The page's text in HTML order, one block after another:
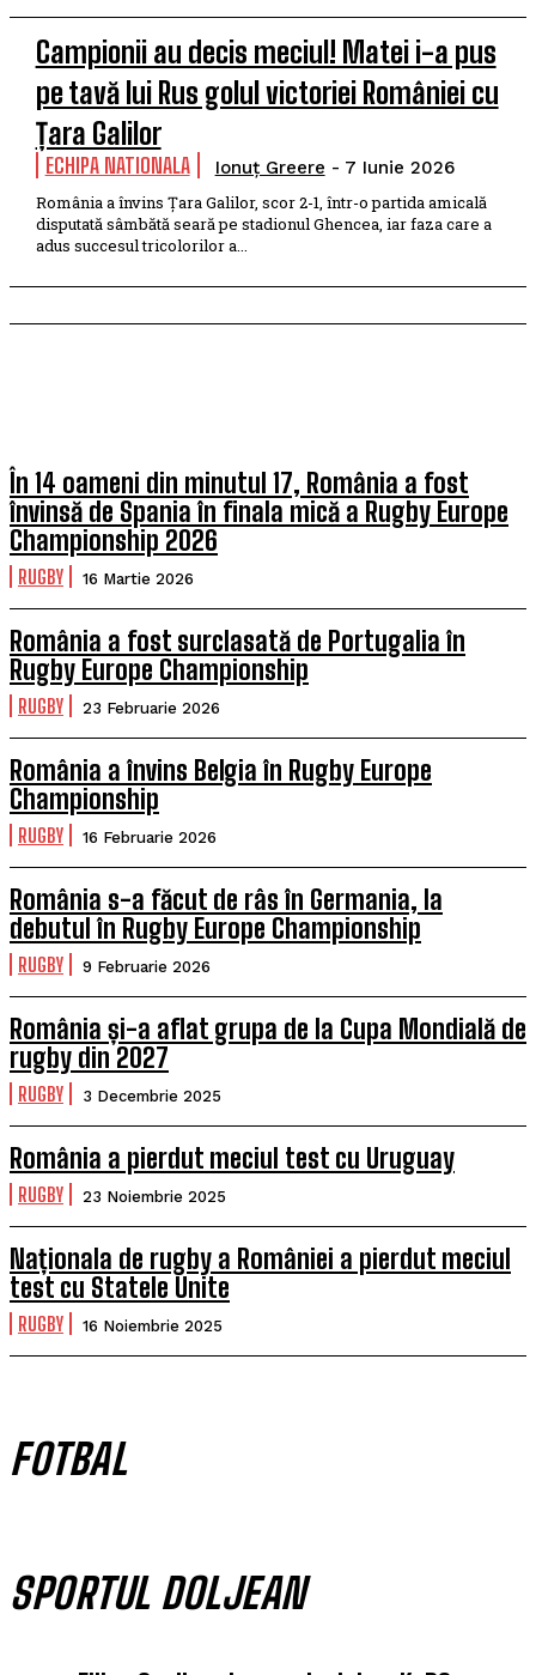
Campionii au decis meciul! Matei i-a pus
pe tavă lui Rus golul victoriei României cu
Țara Galilor
ECHIPA NATIONALA Ionuț Greere - 7 Iunie 2026
România a învins Țara Galilor, scor 2-1, într-o partida amicală
disputată sâmbătă seară pe stadionul Ghencea, iar faza care a
adus succesul tricolorilor a...
În 14 oameni din minutul 17, România a fost
învinsă de Spania în finala mică a Rugby Europe
Championship 2026
RUGBY 16 Martie 2026
România a fost surclasată de Portugalia în
Rugby Europe Championship
RUGBY 23 Februarie 2026
România a învins Belgia în Rugby Europe
Championship
RUGBY 16 Februarie 2026
România s-a făcut de râs în Germania, la
debutul în Rugby Europe Championship
RUGBY 9 Februarie 2026
România și-a aflat grupa de la Cupa Mondială de
rugby din 2027
RUGBY 3 Decembrie 2025
România a pierdut meciul test cu Uruguay
RUGBY 23 Noiembrie 2025
Naționala de rugby a României a pierdut meciul
test cu Statele Unite
RUGBY 16 Noiembrie 2025
FOTBAL
SPORTUL DOLJEAN